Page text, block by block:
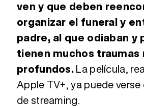
ven y que deben
organizar el funeral y
padre, al que odiaban y
tienen muchos traumas
profundos.La película,
Apple TV+, ya puede
de streaming.